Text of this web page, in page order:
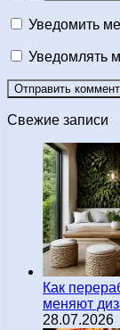
Уведомить
Уведомлять
Свежие записи
Как
меняют
28.07.2026